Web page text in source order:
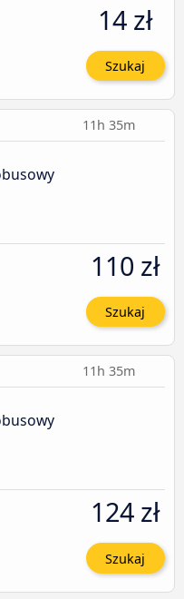
14 zł
Szukaj
11h 35m
110 zł
Szukaj
11h 35m
124 zł
Szukaj